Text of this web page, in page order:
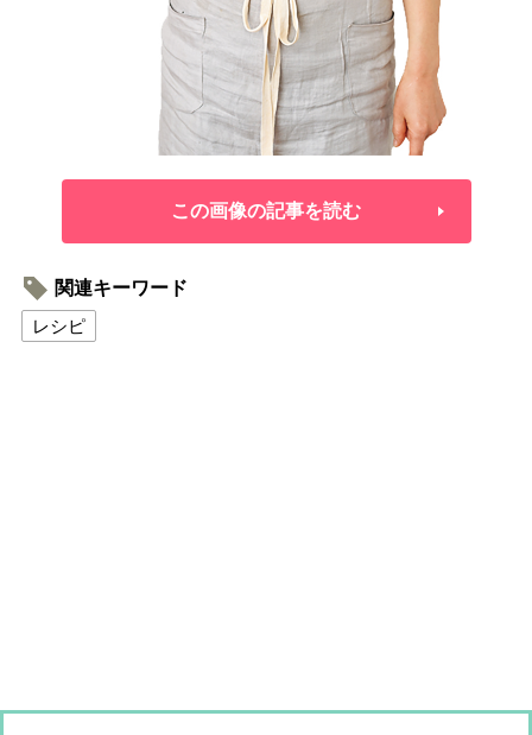
この画像の記事を読む
関連キーワード
レシピ